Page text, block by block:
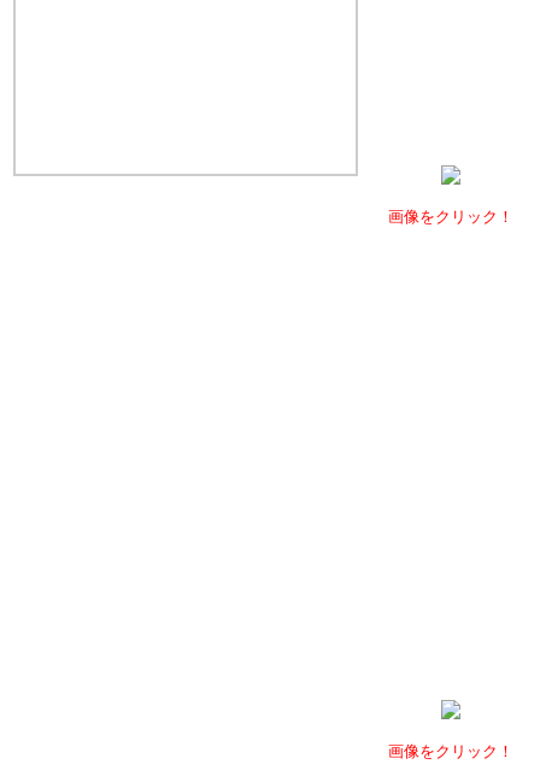
画像をクリック！
画像をクリック！